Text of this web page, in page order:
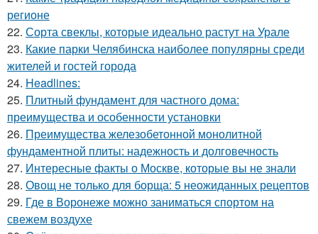
регионе
22. Сорта свеклы, которые идеально растут на Урале
23. Какие парки Челябинска наиболее популярны среди
жителей и гостей города
24. Headlines:
25. Плитный фундамент для частного дома:
преимущества и особенности установки
26. Преимущества железобетонной монолитной
фундаментной плиты: надежность и долговечность
27. Интересные факты о Москве, которые вы не знали
28. Овощ не только для борща: 5 неожиданных рецептов
29. Где в Воронеже можно заниматься спортом на
свежем воздухе